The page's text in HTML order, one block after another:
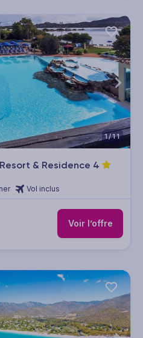
1/11
& Residence 4
Vol inclus
Voir l’offre